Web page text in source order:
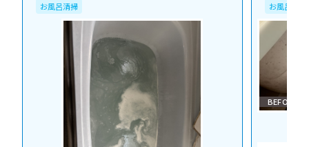
お風呂清掃 お風呂清掃
BEFORE